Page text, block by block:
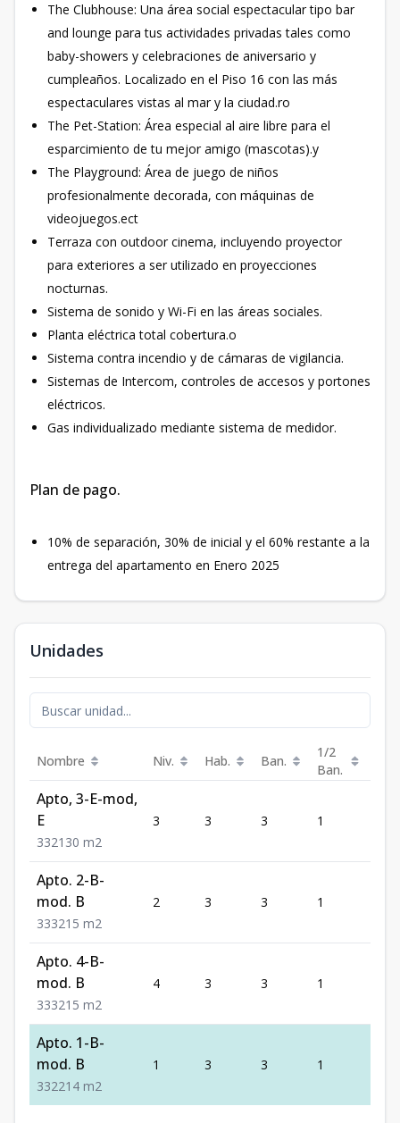
The Clubhouse: Una área social espectacular tipo bar
and lounge para tus actividades privadas tales como
baby-showers y celebraciones de aniversario y
cumpleaños. Localizado en el Piso 16 con las más
espectaculares vistas al mar y la ciudad.ro
The Pet-Station: Área especial al aire libre para el
esparcimiento de tu mejor amigo (mascotas).y
The Playground: Área de juego de niños
profesionalmente decorada, con máquinas de
videojuegos.ect
Terraza con outdoor cinema, incluyendo proyector
para exteriores a ser utilizado en proyecciones
nocturnas.
Sistema de sonido y Wi-Fi en las áreas sociales.
Planta eléctrica total cobertura.o
Sistema contra incendio y de cámaras de vigilancia.
Sistemas de Intercom, controles de accesos y portones
eléctricos.
Gas individualizado mediante sistema de medidor.
Plan de pago.
10% de separación, 30% de inicial y el 60% restante a la
entrega del apartamento en Enero 2025
Unidades
Nombre Niv. Hab. Ban.
1/2
Ban.
Apto, 3-E-mod,
E
332130 m2
3 3 3 1
Apto. 2-B-
mod. B
333215 m2
2 3 3 1
Apto. 4-B-
mod. B
333215 m2
4 3 3 1
Apto. 1-B-
mod. B
332214 m2
1 3 3 1